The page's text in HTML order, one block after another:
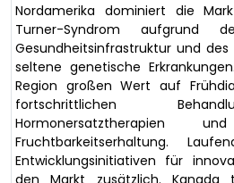
Nordamerika dominiert die
Turner-Syndrom aufgrund
Gesundheitsinfrastruktur und
seltene genetische
Region großen Wert auf
fortschrittlichen
Hormonersatztherapien
Fruchtbarkeitserhaltung.
Entwicklungsinitiativen für
den Markt zusätzlich. Kanada